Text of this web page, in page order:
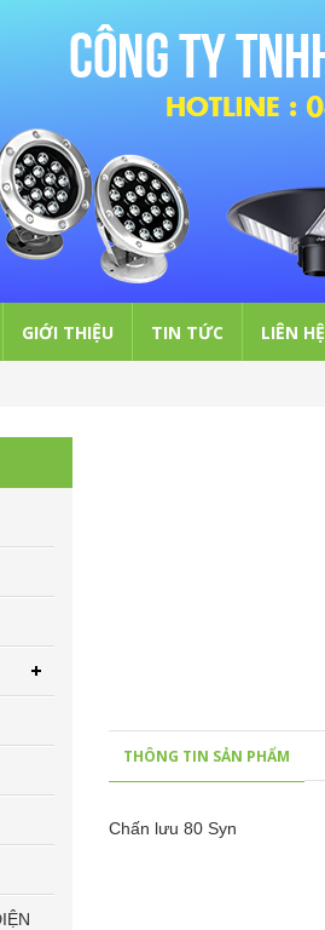
GIỚI THIỆU TIN TỨC LIÊN HỆ
THÔNG TIN SẢN PHẨM
Chấn lưu 80 Syn